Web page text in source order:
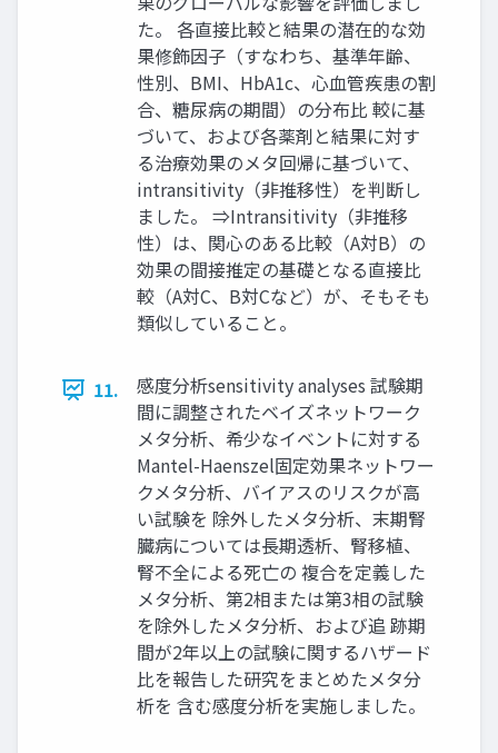
た。 各直接比較と結果の潜在的な効
果修飾因子（すなわち、基準年齢、
性別、BMI、HbA1c、心血管疾患の割
合、糖尿病の期間）の分布比 較に基
づいて、および各薬剤と結果に対す
る治療効果のメタ回帰に基づいて、
intransitivity（非推移性）を判断し
ました。 ⇒Intransitivity（非推移
性）は、関心のある比較（A対B）の
効果の間接推定の基礎となる直接比
較（A対C、B対Cなど）が、そもそも
類似していること。
11.
感度分析sensitivity analyses 試験期
間に調整されたベイズネットワーク
メタ分析、希少なイベントに対する
Mantel-Haenszel固定効果ネットワー
クメタ分析、バイアスのリスクが高
い試験を 除外したメタ分析、末期腎
臓病については長期透析、腎移植、
腎不全による死亡の 複合を定義した
メタ分析、第2相または第3相の試験
を除外したメタ分析、および追 跡期
間が2年以上の試験に関するハザード
比を報告した研究をまとめたメタ分
析を 含む感度分析を実施しました。